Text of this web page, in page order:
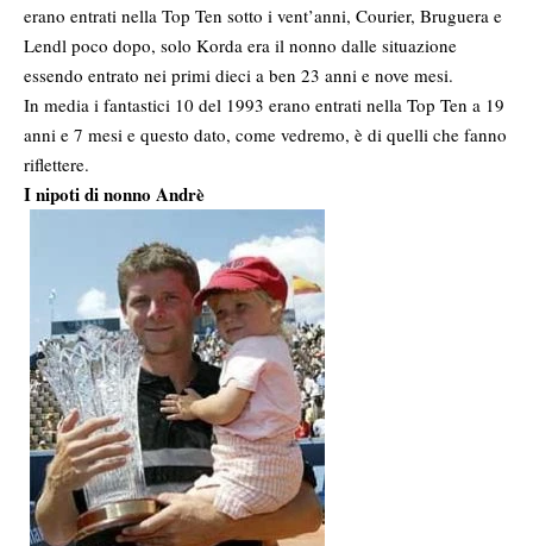
erano entrati nella Top Ten sotto i vent’anni, Courier, Bruguera e
Lendl poco dopo, solo Korda era il nonno dalle situazione
essendo entrato nei primi dieci a ben 23 anni e nove mesi.
In media i fantastici 10 del 1993 erano entrati nella Top Ten a 19
anni e 7 mesi e questo dato, come vedremo, è di quelli che fanno
riflettere.
I nipoti di nonno Andrè